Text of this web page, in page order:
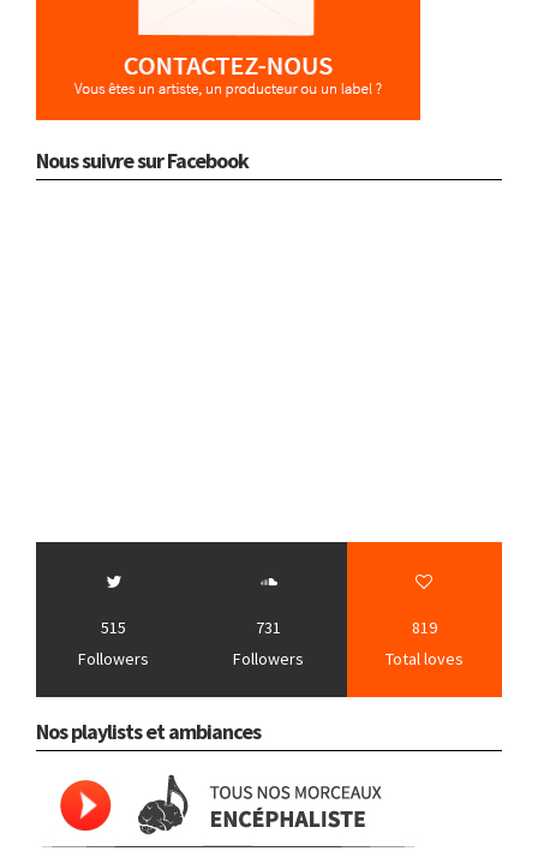
Nous suivre sur Facebook
515
Followers
731
Followers
819
Total loves
Nos playlists et ambiances